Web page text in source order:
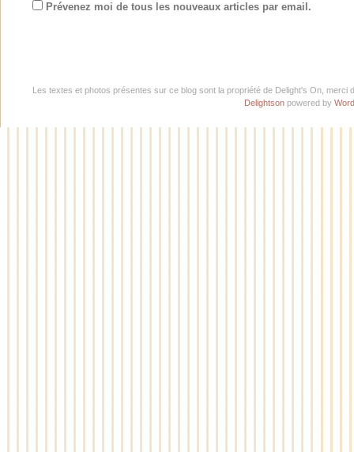
Prévenez moi de tous les nouveaux articles par email.
Les textes et photos présentes sur ce blog sont la propriété de Delight's On,
Delightson powered by